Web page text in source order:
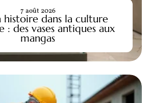
histoire dans la culture
: des vases antiques aux
mangas
7 août 2026